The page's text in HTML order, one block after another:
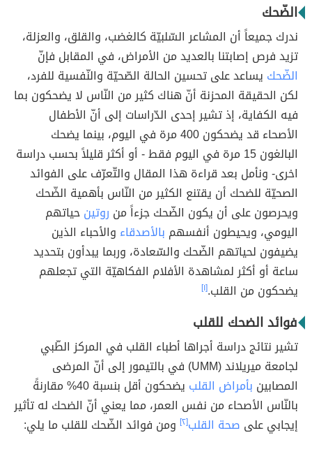
الضّحك
ندرك جميعاََ أن المشاعر السّلبيّة كالغضب، والقلق، والعزلة،
تزيد فرص إصابتنا بالعديد من الأمراض، في المقابل فإنّ
الضّحك يساعد على تحسين الحالة الصّحيّة والنّفسية للفرد،
لكن الحقيقة المحزنة أنّ هناك كثير من النّاس لا يضحكون بما
فيه الكفاية، إذ تشير إحدى الدّراسات إلى أنّ الأطفال
الأصحاء قد يضحكون 400 مرة في اليوم، بينما يضحك
البالغون 15 مرة في اليوم فقط - أو أكثر قليلاََ بحسب دراسة
اخرى- ونأمل بعد قراءة هذا المقال والتّعرّف على الفوائد
الصحيّة للضحك أن يقتنع الكثير من النّاس بأهمية الضّحك
ويحرصون على أن يكون الضّحك جزءاََ من روتينحياتهم
اليومي، ويحيطون أنفسهم بالأصدقاء والأحباء الذين
يضيفون لحياتهم الضّحك والسّعادة، وربما يبدأون بتحديد
ساعة أو أكثر لمشاهدة الأفلام الفكاهيّة التي تجعلهم
يضحكون من القلب.[١]
فوائد الضحك للقلب
تشير نتائج دراسة أجراها أطباء القلب في المركز الطّبي
لجامعة ميريلاند (UMM) في بالتيمور إلى أنّ المرضى
المصابين بأمراض القلب
يضحكون أقل بنسبة 40% مقارنةً
بالنّاس الأصحاء من نفس العمر، مما يعني أنّ الضحك له تأثير
إيجابي على صحة القلب[٢] ومن فوائد الضّحك للقلب ما يلي: